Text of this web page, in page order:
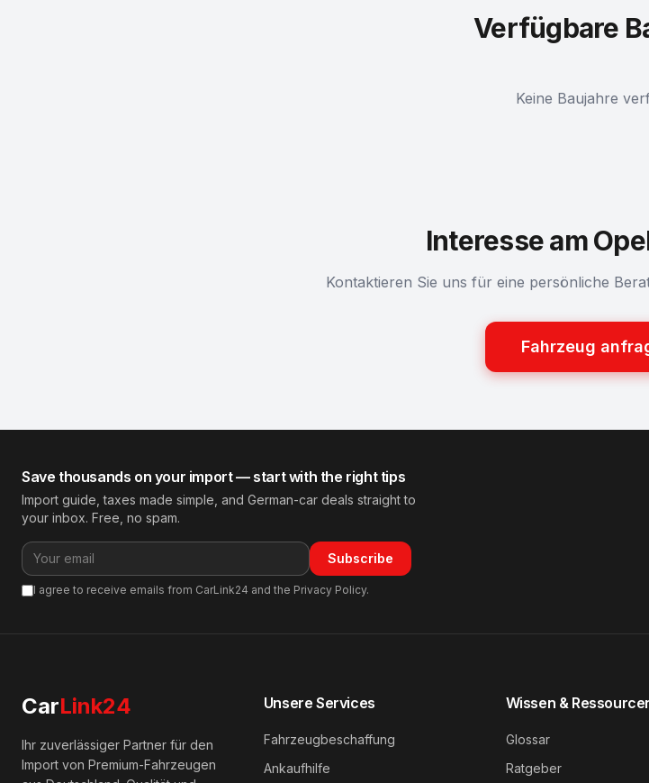
Verfügbare
Keine Baujahre
Interesse am
Kontaktieren Sie uns für eine persönliche
Fahrzeug
Save thousands on your import — start with the right tips
Import guide, taxes made simple, and German-car deals straight to
your inbox. Free, no spam.
Subscribe
I agree to receive emails from CarLink24 and the Privacy Policy.
CarLink24
Ihr zuverlässiger Partner für den
Import von Premium-Fahrzeugen
Unsere Services
Fahrzeugbeschaffung
Ankaufhilfe
Wissen &
Glossar
Ratgeber